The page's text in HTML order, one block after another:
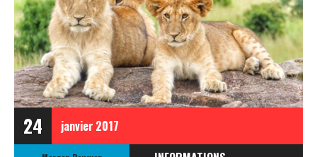
24 janvier 2017